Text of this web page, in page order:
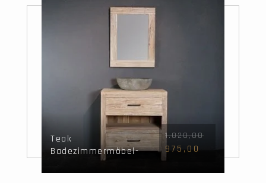
Teak
Badezimmermöbel-
Set 80 cm White
Wash mit
1.020,00
975,00